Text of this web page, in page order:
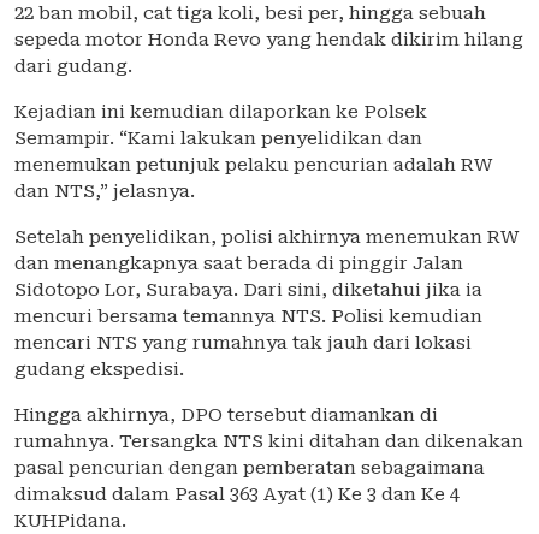
22 ban mobil, cat tiga koli, besi per, hingga sebuah
sepeda motor Honda Revo yang hendak dikirim hilang
dari gudang.
Kejadian ini kemudian dilaporkan ke Polsek
Semampir. “Kami lakukan penyelidikan dan
menemukan petunjuk pelaku pencurian adalah RW
dan NTS,” jelasnya.
Setelah penyelidikan, polisi akhirnya menemukan RW
dan menangkapnya saat berada di pinggir Jalan
Sidotopo Lor, Surabaya. Dari sini, diketahui jika ia
mencuri bersama temannya NTS. Polisi kemudian
mencari NTS yang rumahnya tak jauh dari lokasi
gudang ekspedisi.
Hingga akhirnya, DPO tersebut diamankan di
rumahnya. Tersangka NTS kini ditahan dan dikenakan
pasal pencurian dengan pemberatan sebagaimana
dimaksud dalam Pasal 363 Ayat (1) Ke 3 dan Ke 4
KUHPidana.